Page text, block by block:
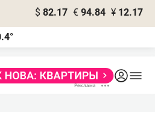
$ 82.17 € 94.84 ¥ 12.17